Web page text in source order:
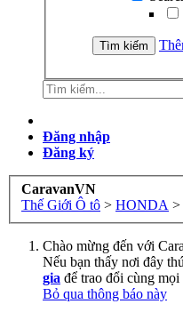
Đăng nhập
Đăng ký
CaravanVN
Thế Giới Ô tô > HONDA >
Chào mừng đến với
Nếu bạn thấy nơi đây
gia để trao đổi cùng
Bỏ qua thông báo này